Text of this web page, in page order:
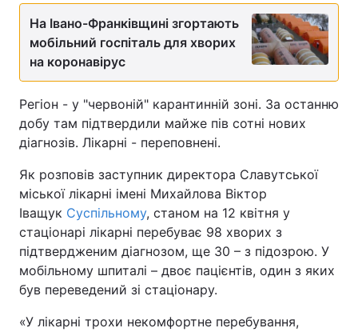
Зброя Інциденти
Здоров'я
Екологія Регіони
Відео з Youtube Статті
Думки
Архів Вакансії
Контакти
На Івано-Франківщині згортають
мобільний госпіталь для хворих
на коронавірус
Регіон - у "червоній" карантинній зоні. За останню
добу там підтвердили майже пів сотні нових
діагнозів. Лікарні - переповнені.
Як розповів заступник директора Славутської
міської лікарні імені Михайлова Віктор
Іващук Суспільному, станом на 12 квітня у
стаціонарі лікарні перебуває 98 хворих з
підтвердженим діагнозом, ще 30 – з підозрою. У
мобільному шпиталі – двоє пацієнтів, один з яких
був переведений зі стаціонару.
«У лікарні трохи некомфортне перебування,